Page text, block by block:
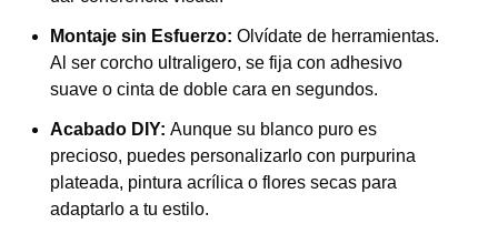
Montaje sin Esfuerzo: Olvídate de herramientas.
Al ser corcho ultraligero, se fija con adhesivo
suave o cinta de doble cara en segundos.
Acabado DIY: Aunque su blanco puro es
precioso, puedes personalizarlo con purpurina
plateada, pintura acrílica o flores secas para
adaptarlo a tu estilo.